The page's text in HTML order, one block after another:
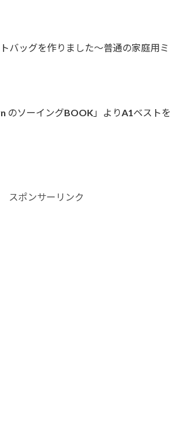
バッグを作りました〜普通の家庭用ミ
のソーイングBOOK」よりA1ベストを
スポンサーリンク